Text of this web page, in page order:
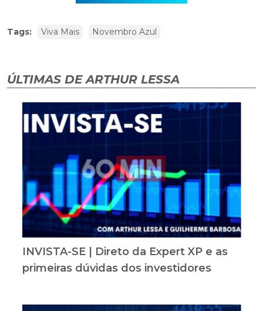
Tags: Viva Mais Novembro Azul
ÚLTIMAS DE ARTHUR LESSA
INVISTA-SE | Direto da Expert XP e as
primeiras dúvidas dos investidores